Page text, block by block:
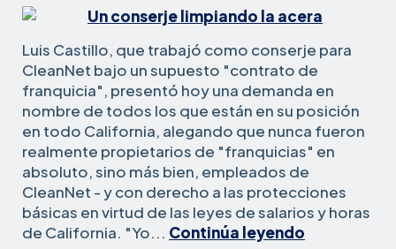
Luis Castillo, que trabajó como conserje para
CleanNet bajo un supuesto "contrato de
franquicia", presentó hoy una demanda en
nombre de todos los que están en su posición
en todo California, alegando que nunca fueron
realmente propietarios de "franquicias" en
absoluto, sino más bien, empleados de
CleanNet - y con derecho a las protecciones
básicas en virtud de las leyes de salarios y horas
de California. "Yo... Continúa leyendo